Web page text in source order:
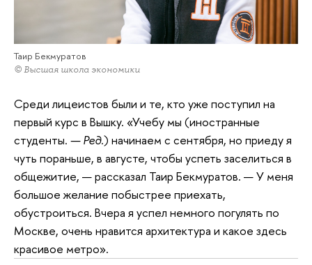
Таир Бекмуратов
© Высшая школа экономики
Среди лицеистов были и те, кто уже поступил на
первый курс в Вышку. «Учебу мы (иностранные
студенты. — Ред.) начинаем с сентября, но приеду я
чуть пораньше, в августе, чтобы успеть заселиться в
общежитие, — рассказал Таир Бекмуратов. — У меня
большое желание побыстрее приехать,
обустроиться. Вчера я успел немного погулять по
Москве, очень нравится архитектура и какое здесь
красивое метро».